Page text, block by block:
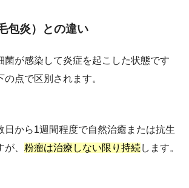
包炎）との違い
菌が感染して炎症を起こした状態です
点で区別されます。
日から1週間程度で自然治癒または抗生
、 粉瘤は治療しない限り持続します。